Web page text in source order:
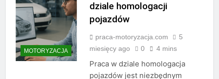
MOTORYZACJA
dziale homologacji
pojazdów
praca-motoryzacja.com
5
miesięcy ago
0 4 mins
Praca w dziale homologacja
pojazdów jest niezbędnym